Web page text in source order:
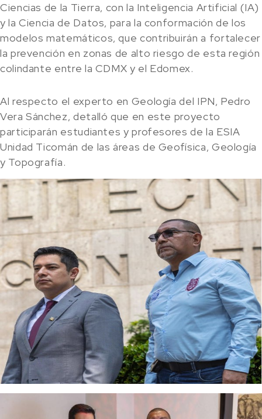
Ciencias de la Tierra, con la Inteligencia Artificial (IA)
y la Ciencia de Datos, para la conformación de los
modelos matemáticos, que contribuirán a fortalecer
la prevención en zonas de alto riesgo de esta región
colindante entre la CDMX y el Edomex.
Al respecto el experto en Geología del IPN, Pedro
Vera Sánchez, detalló que en este proyecto
participarán estudiantes y profesores de la ESIA
Unidad Ticomán de las áreas de Geofísica, Geología
y Topografía.